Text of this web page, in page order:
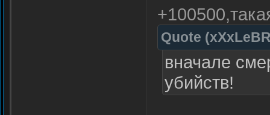
Quote (
вначале
убийств!